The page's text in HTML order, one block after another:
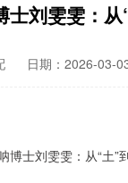
刘雯雯：
日期：2026-03-